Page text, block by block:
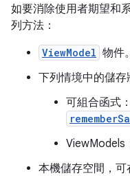
如要消除使用者期望和
列方法：
ViewModel 物件。
下列情境中的儲存
可組合函式：
ViewModels
本機儲存空間，可